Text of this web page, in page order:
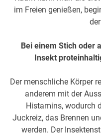
im Freien genießen,
Bei einem Stich oder
Insekt
Der menschliche Körper
anderem mit der
Histamins, wodurch
Juckreiz, das Brennen
werden. Der